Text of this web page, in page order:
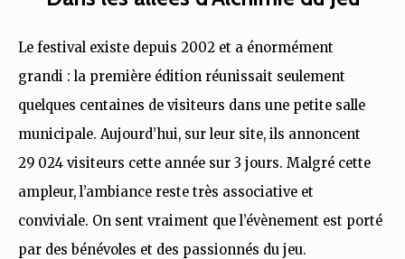
Le festival existe depuis 2002 et a énormément
grandi : la première édition réunissait seulement
quelques centaines de visiteurs dans une petite salle
municipale. Aujourd’hui, sur leur site, ils annoncent
29 024 visiteurs cette année sur 3 jours. Malgré cette
ampleur, l’ambiance reste très associative et
conviviale. On sent vraiment que l’évènement est porté
par des bénévoles et des passionnés du jeu.